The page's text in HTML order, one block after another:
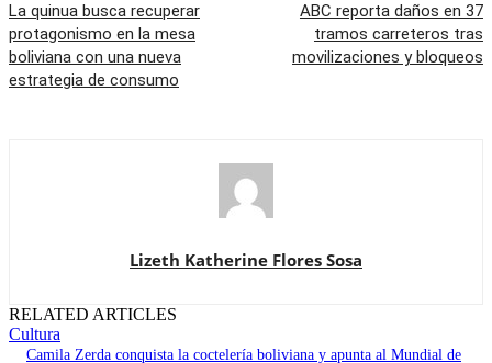
La quinua busca recuperar
protagonismo en la mesa
boliviana con una nueva
estrategia de consumo
ABC reporta daños en 37
tramos carreteros tras
movilizaciones y bloqueos
Lizeth Katherine Flores Sosa
RELATED ARTICLES
Cultura
Camila Zerda conquista la coctelería boliviana y apunta al Mundial de